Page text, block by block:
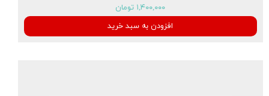
۱,۴۰۰,۰۰۰ تومان
افزودن به سبد خرید